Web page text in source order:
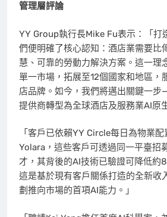
管理層評論
YY Group執行長Mike Fu表示：「打
們便明確了核心認知：酒店業需要比
慧、可靠的勞動力解決方案。這一理
單一市場，拓展至12個國家和地區，
店品牌。如今，我們將邁出關鍵一
提供商轉型為全球酒店及服務業AI原
「客戶已依賴YY Circle每日為物業
Yolara，這些客戶可透過同一平臺招
才，其背後的AI技術已驗證可降低約
這是基於現有客戶關係打造的全新收
劃推向市場的首項AI能力。」